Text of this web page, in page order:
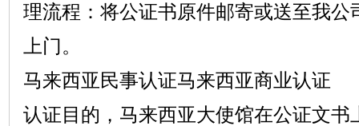
理流程：将公证书原件邮寄或送至我公
上门。
马来西亚民事认证马来西亚商业认证
认证目的，马来西亚大使馆在公证文书